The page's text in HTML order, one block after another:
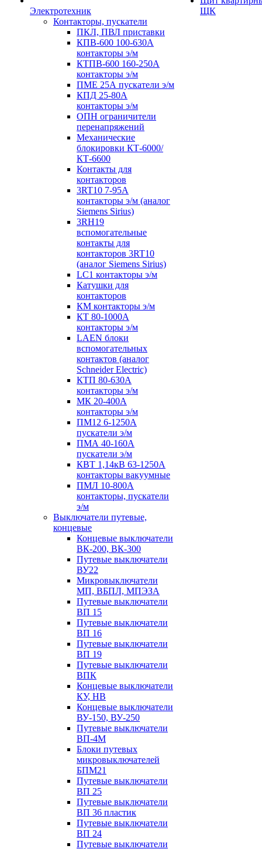
Электротехник
Контакторы, пускатели
ПКЛ, ПВЛ приставки
КПВ-600 100-630А
контакторы э/м
КТПВ-600 160-250А
контакторы э/м
ПМЕ 25А пускатели э/м
КПД 25-80А
контакторы э/м
ОПН ограничители
перенапряжений
Механические
блокировки КТ-6000/
КТ-6600
Контакты для
контакторов
3RT10 7-95А
контакторы э/м (аналог
Siemens Sirius)
3RH19
вспомогательные
контакты для
контакторов 3RT10
(аналог Siemens Sirius)
LC1 контакторы э/м
Катушки для
контакторов
КМ контакторы э/м
КТ 80-1000А
контакторы э/м
LAEN блоки
вспомогательных
контактов (аналог
Schneider Electric)
КТП 80-630А
контакторы э/м
МК 20-400А
контакторы э/м
ПМ12 6-1250А
пускатели э/м
ПМА 40-160А
пускатели э/м
КВТ 1,14кВ 63-1250А
контакторы вакуумные
ПМЛ 10-800А
контакторы, пускатели
э/м
Выключатели путевые,
концевые
Концевые выключатели
ВК-200, ВК-300
Путевые выключатели
ВУ22
Микровыключатели
МП, ВБПЛ, МПЭЗА
Путевые выключатели
ВП 15
Путевые выключатели
ВП 16
Путевые выключатели
ВП 19
Путевые выключатели
ВПК
Концевые выключатели
КУ, НВ
Концевые выключатели
ВУ-150, ВУ-250
Путевые выключатели
ВП-4М
Блоки путевых
микровыключателей
БПМ21
Путевые выключатели
ВП 25
Путевые выключатели
ВП 36 пластик
Путевые выключатели
ВП 24
Путевые выключатели
ЩК